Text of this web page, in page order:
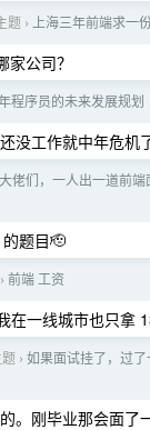
题 › 上海三年前端求一
家公司？
程序员的未来发展规划
没工作就中年危机
大佬们，一人出一道前端
题目🫡
› 前端 工资
在一线城市也只拿
› 如果面试挂了，过
。刚毕业那会面了